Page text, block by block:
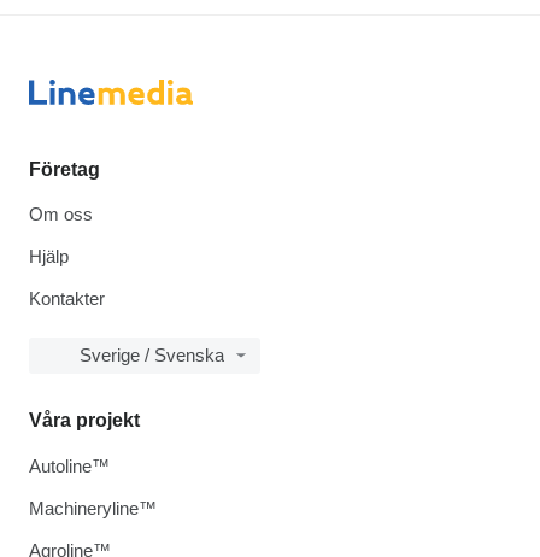
Företag
Om oss
Hjälp
Kontakter
Sverige / Svenska
Våra projekt
Autoline™
Machineryline™
Agroline™